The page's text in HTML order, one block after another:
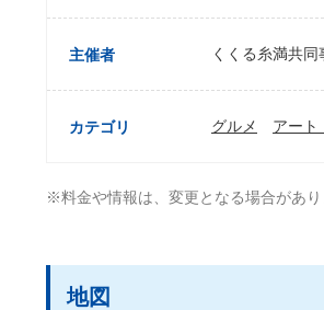
主催者 くくる糸満共同
カテゴリ グルメ アート
※料金や情報は、変更となる場合があ
地図